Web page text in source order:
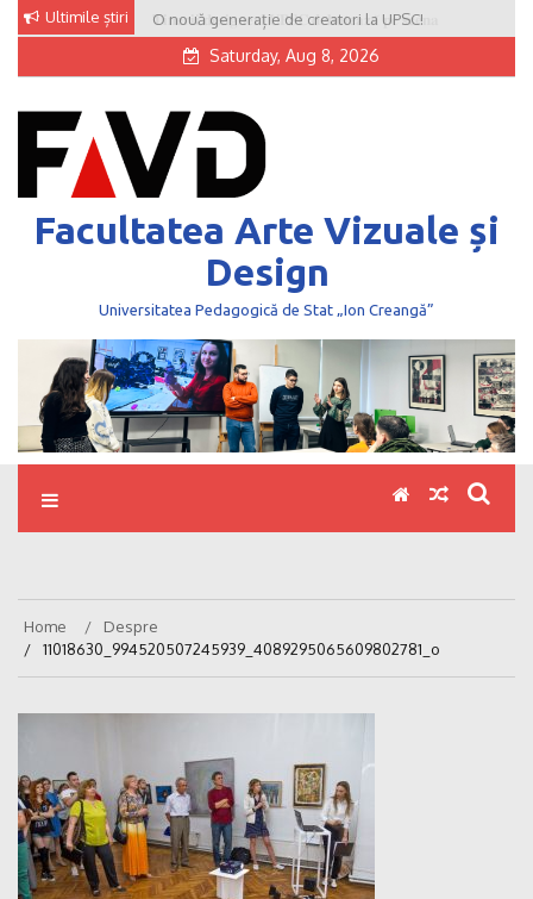
Skip
Ultimile știri O nouă generație de creatori la UPSC!
Saturday, Aug 8, 2026
Facultatea Arte Vizuale și
Design
Universitatea Pedagogică de Stat „Ion Creangă”
Home
Despre
11018630_994520507245939_4089295065609802781_o